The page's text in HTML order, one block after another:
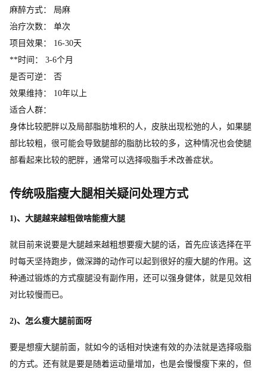
麻醉方式： 局麻
治疗次数： 单次
项目效果： 16-30天
**时间： 3-6个月
是否可逆： 否
效果维持： 10年以上
适合人群：
身体比较肥胖以及局部脂肪堆积的人，皮肤出现松弛的人，如果腿
部比较粗，很可能会导致腿部的脂肪比较的多，这种情况也会使腿
部看起来比较的肥胖，通常可以选择吸脂手术改善症状。
传统吸脂瘦大腿相关疑问处理方式
1)、大腿越来越粗做啥能瘦大腿
就目前来说要是大腿越来越粗想要瘦大腿的话，首先应该选择在平
时每天坚持跑步，做深蹲的动作可以起到很好的瘦大腿的作用。这
种通过锻炼的方式瘦腿没有副作用，还可以强身健体，就是见效相
对比较慢而已。
2)、怎么瘦大腿前面呀
要是想瘦大腿前面，就如今的话相对快速有效的办法就是选择吸脂
的方式。还有就是要是随着运动量增加，也是会慢慢瘦下来的，但